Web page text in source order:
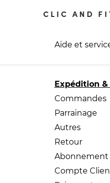
CLIC AND
Aide et
Expédition
Commandes
Parrainage
Autres
Retour
Abonnement
Compte